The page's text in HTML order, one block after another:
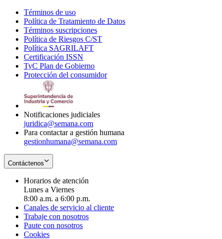
Términos de uso
in
new
window
Política de Tratamiento de Datos
Términos suscripciones
in
Política de Riesgos C/ST
Política SAGRILAFT
new
window
Certificación ISSN
in
new
TyC Plan de Gobierno
in
Protección del consumidorOpens
Notificaciones judiciales
juridica@semana.com
Para contactar a gestión humana
gestionhumana@semana.com
Contáctenos
Horarios de atención
Lunes a Viernes
8:00 a.m. a 6:00 p.m.
Canales de servicio al cliente
Trabaje con nosotros
Paute con nosotros
Cookies